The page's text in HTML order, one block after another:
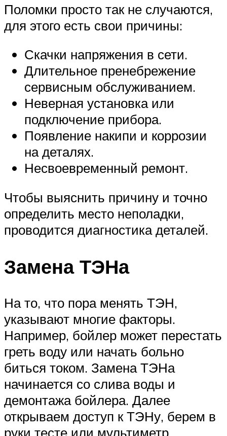
Поломки просто так не случаются,
для этого есть свои причины:
Скачки напряжения в сети.
Длительное пренебрежение
сервисным обслуживанием.
Неверная установка или
подключение прибора.
Появление накипи и коррозии
на деталях.
Несвоевременный ремонт.
Чтобы выяснить причину и точно
определить место неполадки,
проводится диагностика деталей.
Замена ТЭНа
На то, что пора менять ТЭН,
указывают многие факторы.
Например, бойлер может перестать
греть воду или начать больно
биться током. Замена ТЭНа
начинается со слива воды и
демонтажа бойлера. Далее
открываем доступ к ТЭНу, берем в
руки тесте или мультиметр,